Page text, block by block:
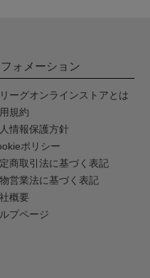
ォメーション
リーグオンラインストアとは
規約
情報保護方針
ポリシー
商取引法に基づく表記
営業法に基づく表記
概要
プページ